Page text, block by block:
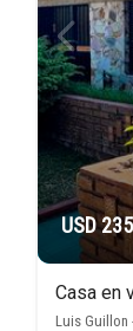
USD
Casa en
Luis Guillon